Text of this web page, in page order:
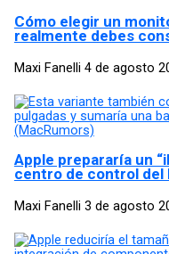
Cómo elegir un
realmente debes
Maxi Fanelli 4 de agosto
Apple prepararía un
centro de control del
Maxi Fanelli 3 de agosto